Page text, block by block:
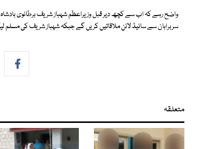
واضح رہے کہ اب سے کچھ دیر قبل وزیراعظم شہباز شریف برطانوی
سربراہان سے سائیڈ لائن ملاقاتیں کریں گے جبکہ شہباز شریف کی
متعلقہ